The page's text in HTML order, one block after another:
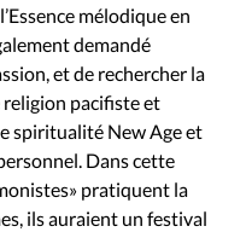
mélodique en
demandé
et de rechercher la
religion pacifiste et
spiritualité New Age et
Dans cette
pratiquent la
ils auraient un festival